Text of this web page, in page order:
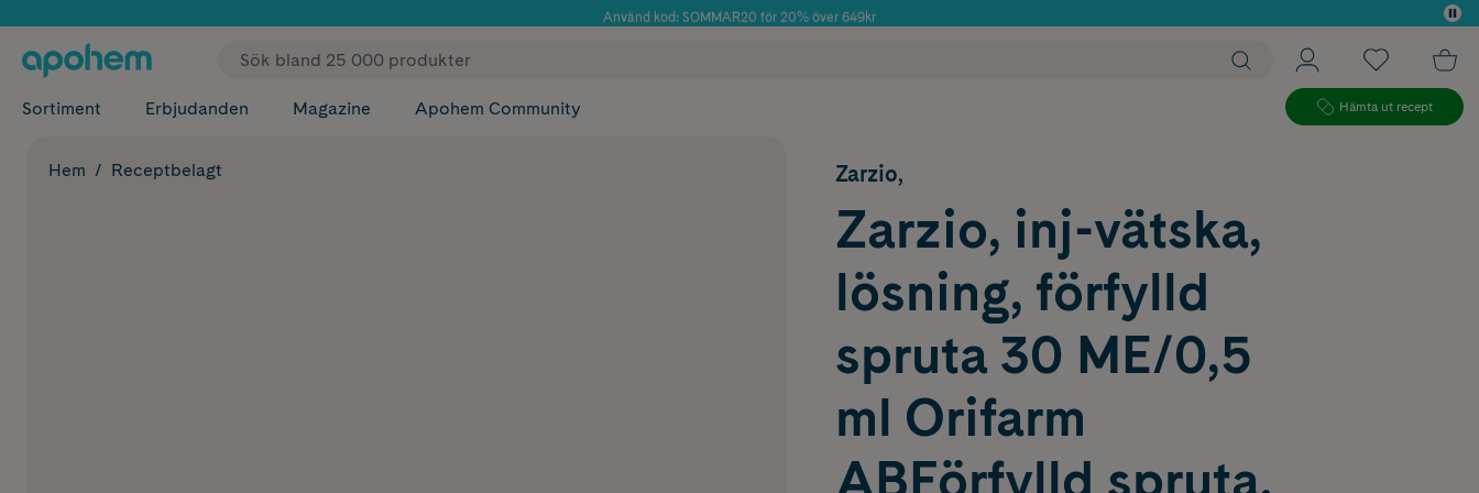
Använd kod: SOMMAR20 för 20% över 649kr
✓ Fri frakt
Sortiment Erbjudanden Magazine Apohem Community Hämta ut recept
Hem Receptbelagt Zarzio,
Zarzio, inj-vätska,
lösning, förfylld
spruta 30 ME/0,5
ml Orifarm
ABFörfylld spruta,